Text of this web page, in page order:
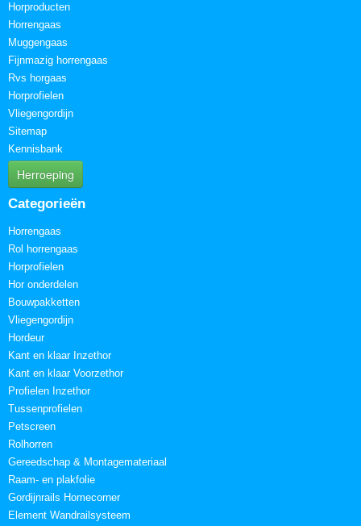
Horproducten
Horrengaas
Muggengaas
Fijnmazig horrengaas
Rvs horgaas
Horprofielen
Vliegengordijn
Sitemap
Kennisbank
Herroeping
Categorieën
Horrengaas
Rol horrengaas
Horprofielen
Hor onderdelen
Bouwpakketten
Vliegengordijn
Hordeur
Kant en klaar Inzethor
Kant en klaar Voorzethor
Profielen Inzethor
Tussenprofielen
Petscreen
Rolhorren
Gereedschap & Montagemateriaal
Raam- en plakfolie
Gordijnrails Homecorner
Element Wandrailsysteem